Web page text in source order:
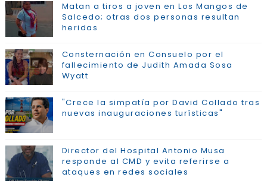
Matan a tiros a joven en Los Mangos de
Salcedo; otras dos personas resultan
heridas
Consternación en Consuelo por el
fallecimiento de Judith Amada Sosa
Wyatt
"Crece la simpatía por David Collado tras
nuevas inauguraciones turísticas"
Director del Hospital Antonio Musa
responde al CMD y evita referirse a
ataques en redes sociales